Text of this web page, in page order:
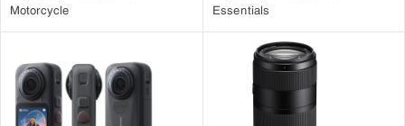
Motorcycle
Essentials